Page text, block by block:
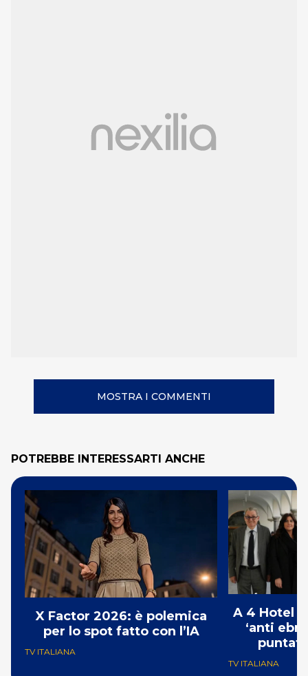
MOSTRA I COMMENTI
POTREBBE INTERESSARTI ANCHE
X Factor 2026: è polemica
per lo spot fatto con l’IA
TV ITALIANA
A 4 Hotel
‘anti
TV ITALIANA